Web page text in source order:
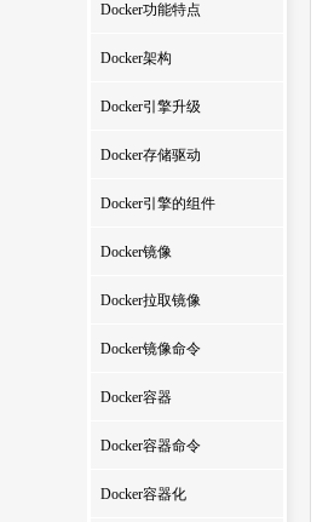
Docker功能特点
Docker架构
Docker引擎升级
Docker存储驱动
Docker引擎的组件
Docker镜像
Docker拉取镜像
Docker镜像命令
Docker容器
Docker容器命令
Docker容器化